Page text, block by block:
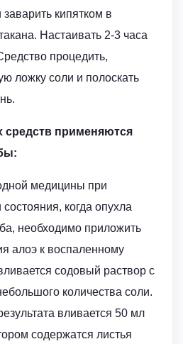
кипятком в
Настаивать 2-3 часа
процедить,
ложку соли и полоскать
средств применяются
медицины при
когда опухла
необходимо приложить
алоэ к воспаленному
содовый раствор с
количества соли.
вливается 50 мл
содержатся листья